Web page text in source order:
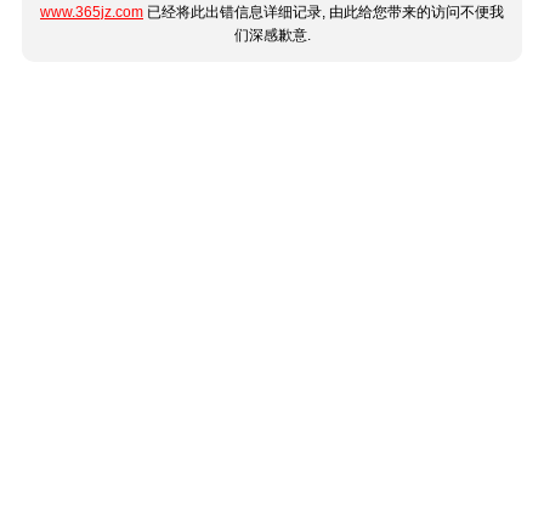
www.365jz.com 已经将此出错信息详细记录, 由此给您带来的访问不便我
们深感歉意.